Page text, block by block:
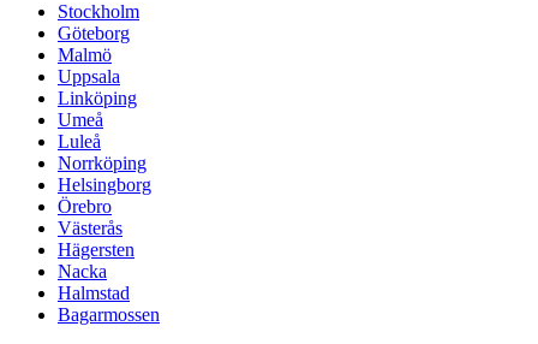
Stockholm
Göteborg
Malmö
Uppsala
Linköping
Umeå
Luleå
Norrköping
Helsingborg
Örebro
Västerås
Hägersten
Nacka
Halmstad
Bagarmossen